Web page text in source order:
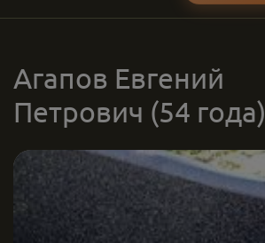
Агапов Евгений
Петрович (54 года)